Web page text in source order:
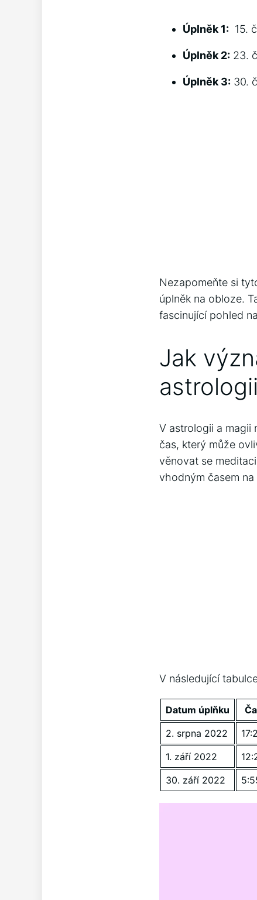
Úplněk 1: 15.
Úplněk 2: 23.
Úplněk 3: 30.
Nezapomeňte si
úplněk na‍ obloze.‍
fascinující ⁢pohled ​na
Jak​
V astrologii ‌a‌ magii
čas, ⁤který ​může
věnovat ⁣se
vhodným časem
V následující​
Datum ​úplňku
2. ​srpna 2022
1.⁣ září⁣ 2022
30.‌ září ⁢2022